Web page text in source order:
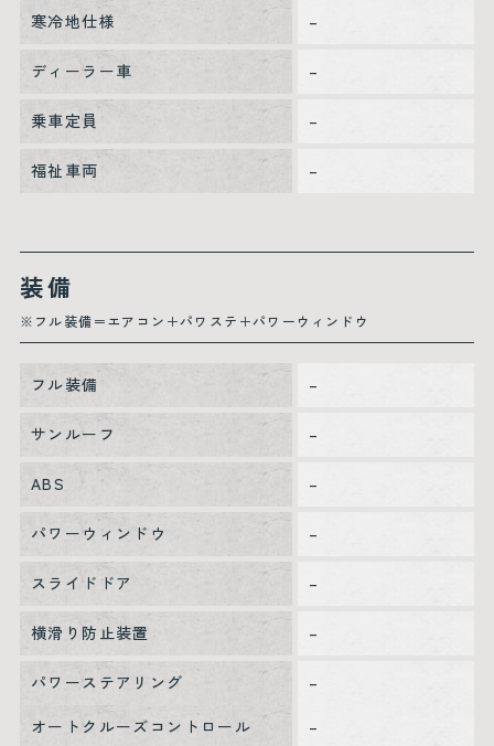
寒冷地仕様 –
ディーラー車 –
乗車定員 –
福祉車両 –
装備
※フル装備＝エアコン＋パワステ＋パワーウィンドウ
フル装備 –
サンルーフ –
ABS –
パワーウィンドウ –
スライドドア –
横滑り防止装置 –
パワーステアリング
–
オートクルーズコントロール
–